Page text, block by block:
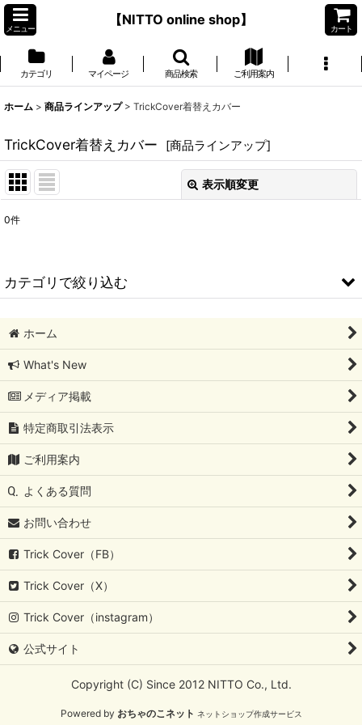
メニュー
【NITTO online shop】
カート
カテゴリ マイページ 商品検索 ご利用案内
ホーム > 商品ラインアップ > TrickCover着替えカバー
TrickCover着替えカバー [商品ラインアップ]
表示順変更
表示数
0件
カテゴリで絞り込む
iPhoneSE3/SE2
ホーム
What's New
メディア掲載
特定商取引法表示
ご利用案内
よくある質問
お問い合わせ
Trick Cover（FB）
Trick Cover（X）
Trick Cover（instagram）
公式サイト
Copyright (C) Since 2012 NITTO Co., Ltd.
Powered by おちゃのこネット ネットショップ作成サービス